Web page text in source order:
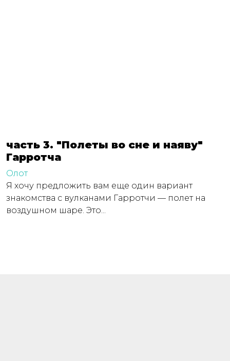
часть 3. "Полеты во сне и наяву"
Гарротча
Олот
Я хочу предложить вам еще один вариант
знакомства с вулканами Гарротчи — полет на
воздушном шаре. Это...